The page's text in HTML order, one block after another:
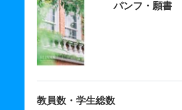
パンフ・願書
教員数・学生総数